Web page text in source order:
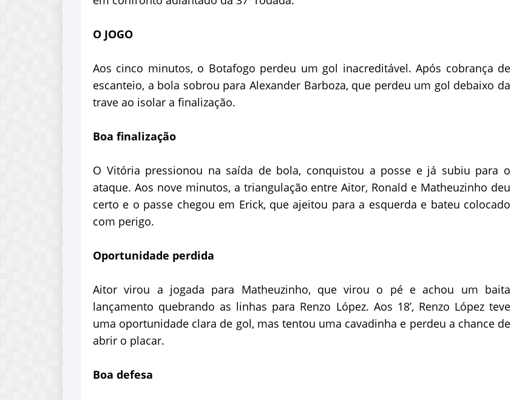
O JOGO
Aos cinco minutos, o Botafogo perdeu um gol inacreditável. Após cobrança de
escanteio, a bola sobrou para Alexander Barboza, que perdeu um gol debaixo da
trave ao isolar a finalização.
Boa finalização
O Vitória pressionou na saída de bola, conquistou a posse e já subiu para o
ataque. Aos nove minutos, a triangulação entre Aitor, Ronald e Matheuzinho deu
certo e o passe chegou em Erick, que ajeitou para a esquerda e bateu colocado
com perigo.
Oportunidade perdida
Aitor virou a jogada para Matheuzinho, que virou o pé e achou um baita
lançamento quebrando as linhas para Renzo López. Aos 18’, Renzo López teve
uma oportunidade clara de gol, mas tentou uma cavadinha e perdeu a chance de
abrir o placar.
Boa defesa